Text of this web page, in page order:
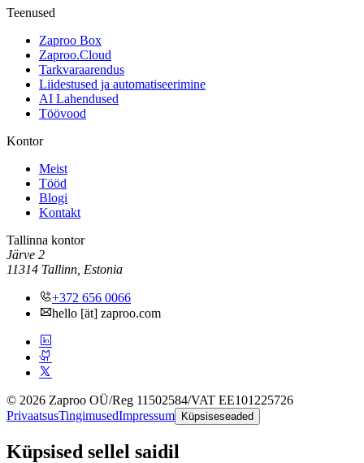
Teenused
Zaproo Box
Zaproo.Cloud
Tarkvaraarendus
Liidestused ja automatiseerimine
AI Lahendused
Töövood
Kontor
Meist
Tööd
Blogi
Kontakt
Tallinna kontor
Järve 2
11314 Tallinn, Estonia
+372 656 0066
hello [ät] zaproo.com
© 2026 Zaproo OÜ/Reg 11502584/VAT EE101225726
PrivaatsusTingimusedImpressum Küpsiseseaded
Küpsised sellel saidil